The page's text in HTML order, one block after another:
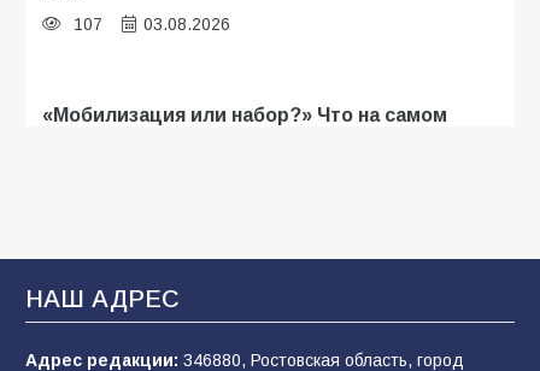
107 03.08.2026
«Мобилизация или набор?» Что на самом
В Батайске продолжаются дорожные работы
104 04.08.2026
НАШ АДРЕС
Адрес редакции: 346880, Ростовская область, город